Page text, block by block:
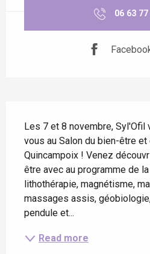
06 63
Les 7 et 8 novembre, Syl'Ofil
vous au Salon du bien-être
Quincampoix ! Venez
être avec au programme de
lithothérapie, magnétisme,
massages assis,
pendule et...
Read more